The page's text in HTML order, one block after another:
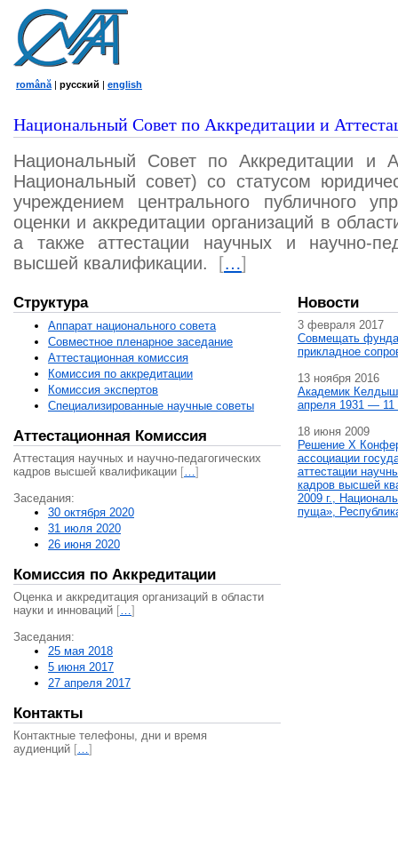
română | русский | english
Национальный Совет по Аккредитации и
Национальный Совет по Аккредитации и
Национальный совет) со статусом
учреждением центрального публичного
оценки и аккредитации организаций в
а также аттестации научных и научно-
высшей квалификации.
[…]
Структура
Аппарат национального совета
Совместное пленарное заседание
Аттестационная комисcия
Комиссия по аккредитации
Комиссия экспертов
Специализированные научные советы
Аттестационная Комиссия
Аттестация научных и научно-педагогических
кадров высшей квалификации […]
Заседания:
30 октября 2020
31 июля 2020
26 июня 2020
Комиссия по Аккредитации
Оценка и аккредитация организаций в области
науки и инноваций […]
Заседания:
25 мая 2018
5 июня 2017
27 апреля 2017
Контакты
Контактные телефоны, дни и время
аудиенций […]
Новости
3 февраля 2017
Совмещать
прикладное
13 ноября 2016
Академик
апреля 1931 — 11
18 июня 2009
Решение X
ассоциации
аттестации
кадров высшей
2009 г.,
пуща»,